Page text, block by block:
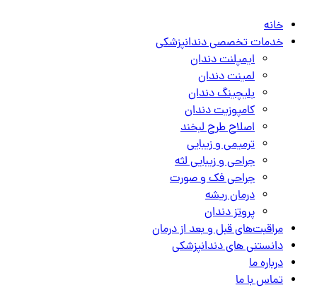
خانه
خدمات تخصصی دندانپزشکی
ایمپلنت دندان
لمینت دندان
بلیچینگ دندان
کامپوزیت دندان
اصلاح طرح لبخند
ترمیمی و زیبایی
جراحی و زیبایی لثه
جراحی فک و صورت
درمان ریشه
پروتز دندان
مراقبت‌های قبل و بعد از درمان
دانستنی های دندانپزشکی
درباره ما
تماس با ما